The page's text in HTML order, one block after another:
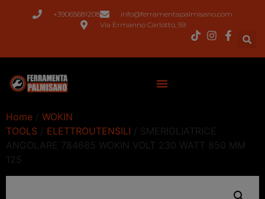
+39065681208
info@ferramentapalmisano.com
Via Ermanno Carlotto, 59
Home / WOKIN
TOOLS / ELETTROUTENSILI / SMERIGLIATRICE
ANGOLARE 784685 WOKIN VOLT 230 WATT 850 MM
125